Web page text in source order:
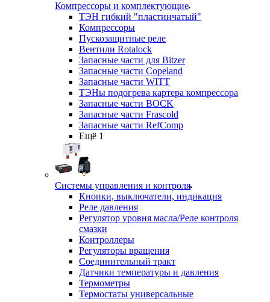
Компрессоры и комплектующие
ТЭН гибкий "пластинчатый"
Компрессоры
Пускозащитные реле
Вентили Rotalock
Запасные части для Bitzer
Запасные части Copeland
Запасные части WITT
ТЭНы подогрева картера компрессора
Запасные части BOCK
Запасные части Frascold
Запасные части RefComp
Ещё 1
Системы управления и контроля
Кнопки, выключатели, индикация
Реле давления
Регулятор уровня масла/Реле контроля
смазки
Контроллеры
Регуляторы вращения
Соединительный тракт
Датчики температуры и давления
Термометры
Термостаты универсальные